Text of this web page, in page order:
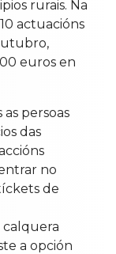
rurais. Na
actuacións
euros en
persoas
das
no
de
calquera
a opción